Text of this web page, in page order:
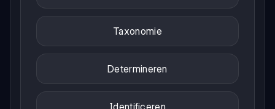
Taxonomie
Determineren
Identificeren